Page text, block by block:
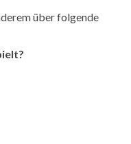
über folgende